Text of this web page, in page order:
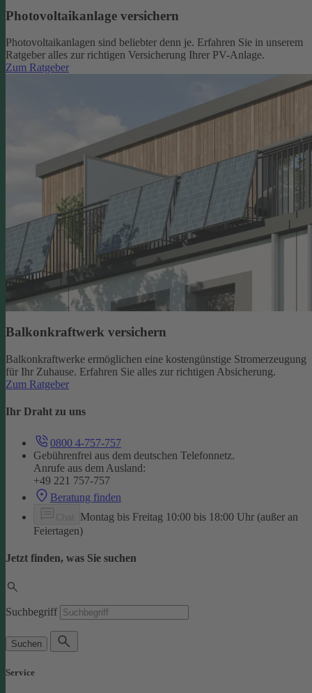
Photovoltaikanlage versichern
Photovoltaikanlagen sind beliebter denn je. Erfahren Sie in unserem
Ratgeber alles zur richtigen Versicherung Ihrer PV-Anlage.
Zum Ratgeber
Balkonkraftwerk versichern
Balkonkraftwerke ermöglichen eine kostengünstige Stromerzeugung
für Ihr Zuhause. Erfahren Sie alles zur richtigen Absicherung.
Zum Ratgeber
Ihr Draht zu uns
0800 4-757-757
Gebührenfrei aus dem deutschen Telefonnetz.
Anrufe aus dem Ausland:
+49 221 757-757
Beratung finden
Montag bis Freitag 10:00 bis 18:00 Uhr (außer an
Feiertagen)
Jetzt finden, was Sie suchen
Suchbegriff
Suchen
Service